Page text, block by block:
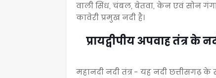
वाली सिंध, चंबल, बेतवा, केन एवं सोन
कावेरी प्रमुख नदी है।
प्रायद्वीपीय अपवाह तंत्र के
महानदी नदी तंत्र - यह नदी छत्तीसगढ़